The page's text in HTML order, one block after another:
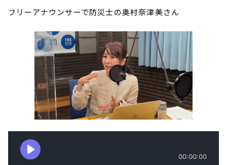
フリーアナウンサーで防災士の奥村奈津美さん